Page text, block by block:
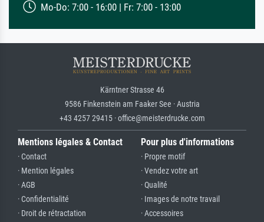
Mo-Do: 7:00 - 16:00 | Fr: 7:00 - 13:00
Kärntner Strasse 46
9586 Finkenstein am Faaker See · Austria
+43 4257 29415 · office@meisterdrucke.com
Mentions légales & Contact
· Contact
· Mention légales
· AGB
· Confidentialité
· Droit de rétractation
Pour plus d'informations
· Propre motif
· Vendez votre art
· Qualité
· Images de notre travail
· Accessoires